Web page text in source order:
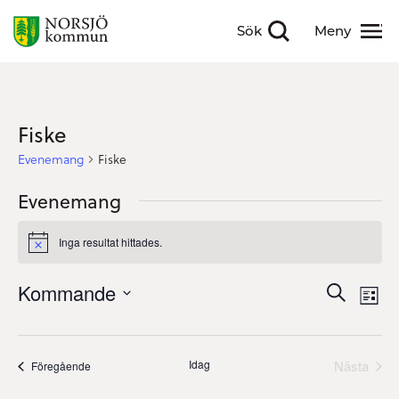
Sök
Visa sökfält Meny
Visa meny
Fiske
Evenemang Fiske
Evenemang
Notis Inga resultat hittades.
Search
and
Views
Sök Lista
Kommande
datum.
FöregåendeEvenemang Idag
Nästa